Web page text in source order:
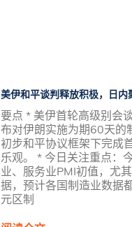
美伊和平谈判释放积极，日内
要点 * 美伊首轮高级别会
布对伊朗实施为期60天的
初步和平协议框架下完成
乐观。 * 今日关注重点：
业、服务业PMI初值，尤
据，预计各国制造业数据
元区制